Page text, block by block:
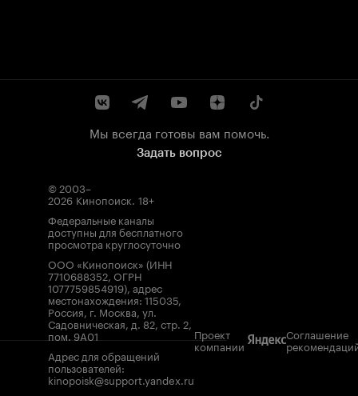
Мы всегда готовы вам помочь.
Задать вопрос
© 2003–
2026 Кинопоиск. 18+
Федеральные каналы
доступны для бесплатного
просмотра круглосуточно
ООО «Кинопоиск» (ИНН
7710688352, ОГРН
1077759854919), адрес
местонахождения: 115035,
Россия, г. Москва, ул.
Садовническая, д. 82, стр. 2,
пом. 9А01
Адрес для обращений
пользователей:
kinopoisk@support.yandex.ru
Проект
компании
Соглашение